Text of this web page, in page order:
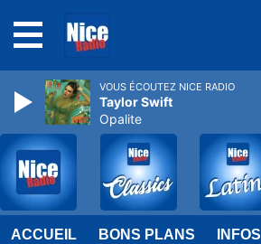
ACCUEIL BONS PLANS INFOS
VOUS ÉCOUTEZ NICE RADIO
Taylor Swift
Opalite